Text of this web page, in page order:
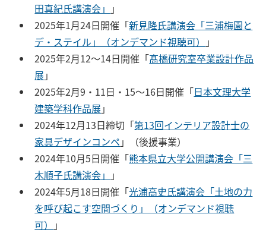
田真紀氏講演会」 」
2025年1月24日開催「新見隆氏講演会「三浦梅園と
デ・ステイル」（オンデマンド視聴可）
」
2025年2月12〜14日開催「髙橋研究室卒業設計作品
展」
2025年2月9・11日・15〜16日開催「日本文理大学
建築学科作品展」
2024年12月13日締切「第13回インテリア設計士の
家具デザインコンペ 」（後援事業）
2024年10月5日開催「熊本県立大学公開講演会「三
木順子氏講演会」 」
2024年5月18日開催「光浦高史氏講演会「土地の力
を呼び起こす空間づくり」（オンデマンド視聴
可）
」